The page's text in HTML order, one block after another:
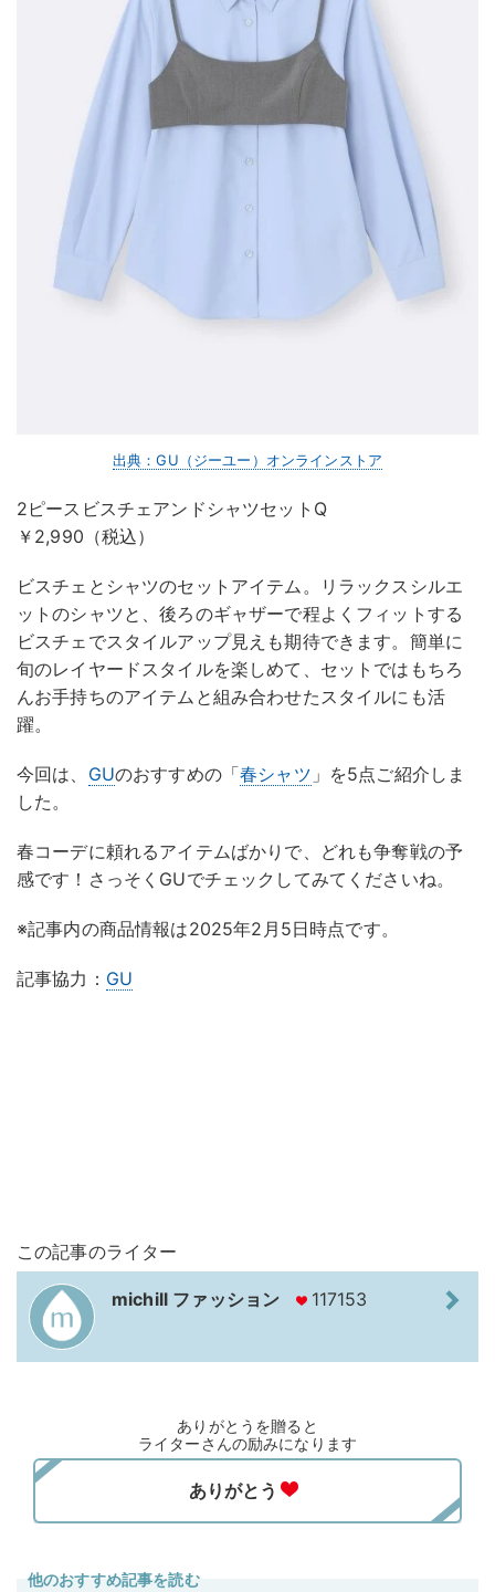
出典：GU（ジーユー）オンラインストア
2ピースビスチェアンドシャツセットQ
￥2,990（税込）
ビスチェとシャツのセットアイテム。リラックスシルエ
ットのシャツと、後ろのギャザーで程よくフィットする
ビスチェでスタイルアップ見えも期待できます。簡単に
旬のレイヤードスタイルを楽しめて、セットではもちろ
んお手持ちのアイテムと組み合わせたスタイルにも活
躍。
今回は、 GUのおすすめの「春シャツ 」を5点ご紹介しま
した。
春コーデに頼れるアイテムばかりで、どれも争奪戦の予
感です！さっそくGUでチェックしてみてくださいね。
※記事内の商品情報は2025年2月5日時点です。
記事協力： GU
この記事のライター
michill ファッション 117153
ありがとうを贈ると
ライターさんの励みになります
他のおすすめ記事を読む